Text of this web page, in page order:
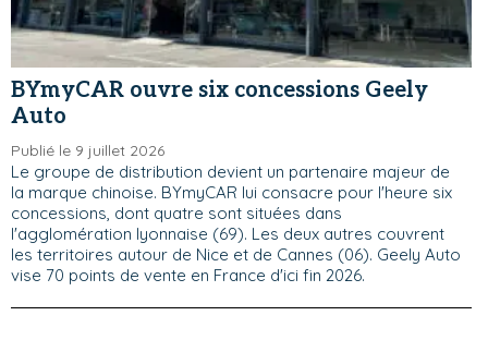
BYmyCAR ouvre six concessions Geely
Auto
Publié le 9 juillet 2026
Le groupe de distribution devient un partenaire majeur de
la marque chinoise. BYmyCAR lui consacre pour l'heure six
concessions, dont quatre sont situées dans
l'agglomération lyonnaise (69). Les deux autres couvrent
les territoires autour de Nice et de Cannes (06). Geely Auto
vise 70 points de vente en France d'ici fin 2026.